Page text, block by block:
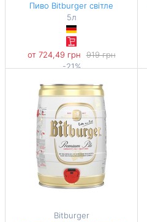
Пиво Bitburger світле
5л
от 724,49 грн 919 грн
-21%
Bitburger